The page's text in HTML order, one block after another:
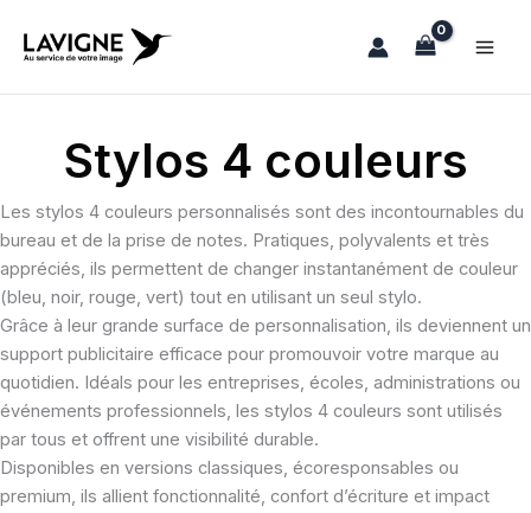
Stylos 4 couleurs
Les stylos 4 couleurs personnalisés sont des incontournables du
bureau et de la prise de notes. Pratiques, polyvalents et très
appréciés, ils permettent de changer instantanément de couleur
(bleu, noir, rouge, vert) tout en utilisant un seul stylo.
Grâce à leur grande surface de personnalisation, ils deviennent un
support publicitaire efficace pour promouvoir votre marque au
quotidien. Idéals pour les entreprises, écoles, administrations ou
événements professionnels, les stylos 4 couleurs sont utilisés
par tous et offrent une visibilité durable.
Disponibles en versions classiques, écoresponsables ou
premium, ils allient fonctionnalité, confort d’écriture et impact